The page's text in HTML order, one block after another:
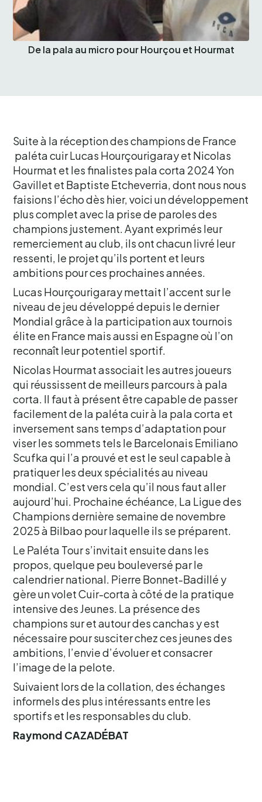
De la pala au micro pour Hourçou et Hourmat
Suite à la réception des champions de France
paléta cuir Lucas Hourçourigaray et Nicolas
Hourmat et les finalistes pala corta 2024 Yon
Gavillet et Baptiste Etcheverria, dont nous nous
faisions l’écho dès hier, voici un développement
plus complet avec la prise de paroles des
champions justement. Ayant exprimés leur
remerciement au club, ils ont chacun livré leur
ressenti, le projet qu’ils portent et leurs
ambitions pour ces prochaines années.
Lucas Hourçourigaray mettait l’accent sur le
niveau de jeu développé depuis le dernier
Mondial grâce à la participation aux tournois
élite en France mais aussi en Espagne où l’on
reconnaît leur potentiel sportif.
Nicolas Hourmat associait les autres joueurs
qui réussissent de meilleurs parcours à pala
corta. Il faut à présent être capable de passer
facilement de la paléta cuir à la pala corta et
inversement sans temps d’adaptation pour
viser les sommets tels le Barcelonais Emiliano
Scufka qui l’a prouvé et est le seul capable à
pratiquer les deux spécialités au niveau
mondial. C’est vers cela qu’il nous faut aller
aujourd’hui. Prochaine échéance, La Ligue des
Champions dernière semaine de novembre
2025 à Bilbao pour laquelle ils se préparent.
Le Paléta Tour s’invitait ensuite dans les
propos, quelque peu bouleversé par le
calendrier national. Pierre Bonnet-Badillé y
gère un volet Cuir-corta à côté de la pratique
intensive des Jeunes. La présence des
champions sur et autour des canchas y est
nécessaire pour susciter chez ces jeunes des
ambitions, l’envie d’évoluer et consacrer
l’image de la pelote.
Suivaient lors de la collation, des échanges
informels des plus intéressants entre les
sportifs et les responsables du club.
Raymond CAZADÉBAT